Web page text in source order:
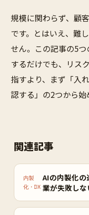
規模に関わらず、顧
です。とはいえ、難
せん。この記事の5
するだけでも、リス
指すより、まず「入
認する」の2つから始
関連記事
内製
化・DX
AIの内製化
業が失敗し